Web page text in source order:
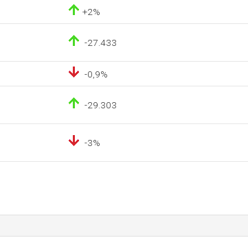
+2%
-27.433
-0,9%
-29.303
-3%